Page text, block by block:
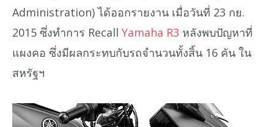
Administration) ได้ออกรายงาน เมื่อวันที่ 23 กย.
2015 ซึ่งทำการ Recall Yamaha R3 หลังพบปัญหาที่
แผงคอ ซึ่งมีผลกระทบกับรถจำนวนทั้งสิ้น 16 คัน ใน
สหรัฐฯ